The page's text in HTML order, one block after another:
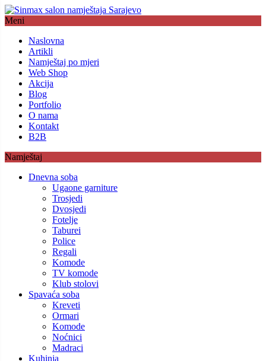
Meni
Naslovna
Artikli
Namještaj po mjeri
Web Shop
Akcija
Blog
Portfolio
O nama
Kontakt
B2B
Namještaj
Dnevna soba
Ugaone garniture
Trosjedi
Dvosjedi
Fotelje
Taburei
Police
Regali
Komode
TV komode
Klub stolovi
Spavaća soba
Kreveti
Ormari
Komode
Noćnici
Madraci
Kuhinja